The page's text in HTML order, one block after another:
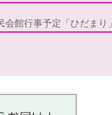
会館行事予定「ひだまり」